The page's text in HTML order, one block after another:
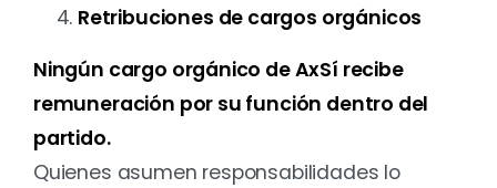
Retribuciones de cargos orgánicos
Ningún cargo orgánico de AxSí recibe
remuneración por su función dentro del
partido.
Quienes asumen responsabilidades lo